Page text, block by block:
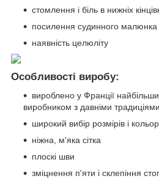
стомлення і біль в нижніх
посилення судинного малюнка
наявність целюліту
Особливості виробу:
вироблено у Франції
виробником з давніми традиціями
широкий вибір розмірів і
ніжна, м'яка сітка
плоскі шви
зміцнення п'яти і склепіння